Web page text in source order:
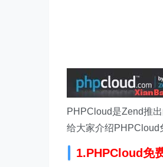
PHPCloud是Zend推
给大家介绍PHPCloud
1.PHPCloud免